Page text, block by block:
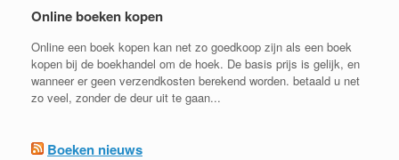
Online boeken kopen
Online een boek kopen kan net zo goedkoop zijn als een boek
kopen bij de boekhandel om de hoek. De basis prijs is gelijk, en
wanneer er geen verzendkosten berekend worden. betaald u net
zo veel, zonder de deur uit te gaan...
Boeken nieuws